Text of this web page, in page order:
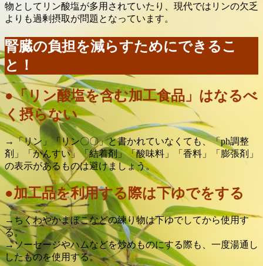
物としてリン酸塩が多用されていたり、現代ではリンの欠乏
よりも過剰摂取が問題となっています。
腎臓の負担を減らすためにできるこ
と！
●「リン酸塩を含む加工食品」はなるべ
く摂らない
→「リン」「リン〇〇」と書かれていなくても、「ph調整
剤」「かんすい」「結着剤」「酸味料」「香料」「膨張剤」
の表示があるものは避けましょう。
●加工品を利用する際は下ゆでをする
→ちくわやかまぼこなどの練り物は下ゆでしてから使用す
る。
→ソーセージやハムなどを炒めものにする際も、一度湯通し
したものを使用する。